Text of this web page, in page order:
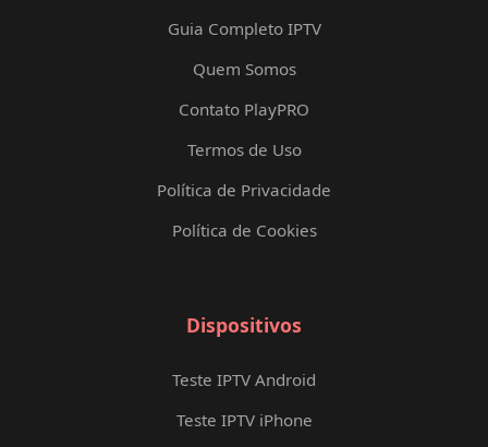
Guia Completo IPTV
Quem Somos
Contato PlayPRO
Termos de Uso
Política de Privacidade
Política de Cookies
Dispositivos
Teste IPTV Android
Teste IPTV iPhone